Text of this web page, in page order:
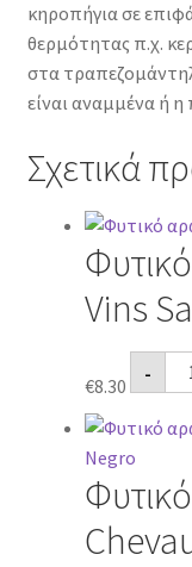
κηροπήγια σε
θερμότητας π.χ.
στα
είναι αναμμένα ή
Σχετικά
Vins
€8.30
-